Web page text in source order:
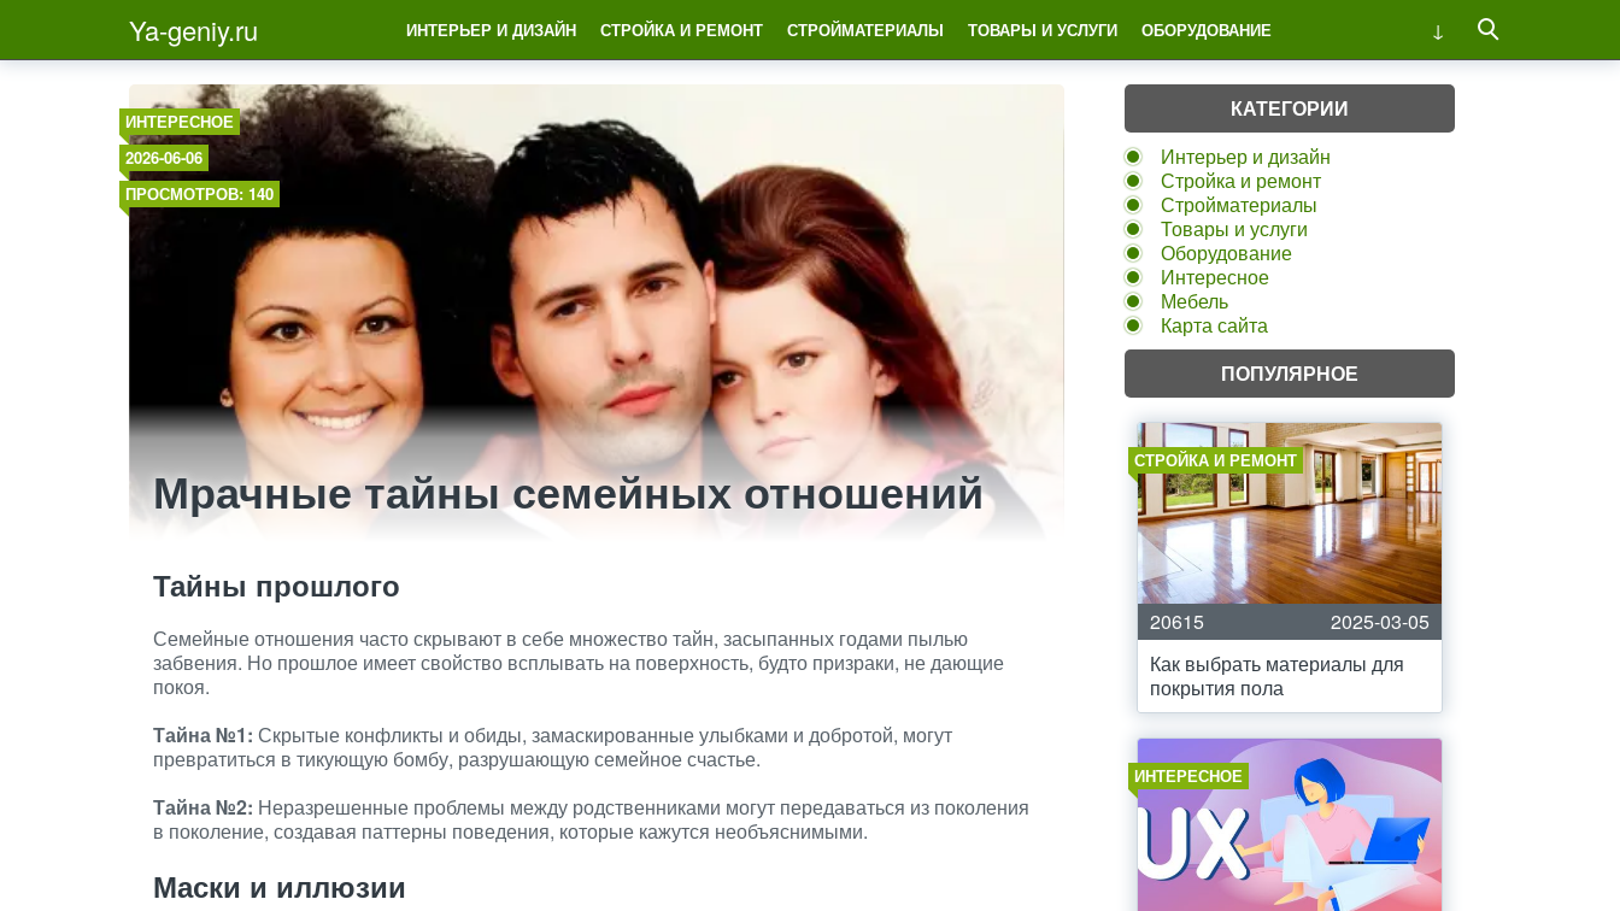
Ya-geniy.ru ИНТЕРЬЕР И ДИЗАЙН СТРОЙКА И РЕМОНТ СТРОЙМАТЕРИАЛЫ ТОВАРЫ И УСЛУГИ ОБОРУДОВАНИЕ
ИНТЕРЕСНОЕ
2026-06-06
ПРОСМОТРОВ: 140
Мрачные тайны семейных отношений
Тайны прошлого
Семейные отношения часто скрывают в себе множество тайн, засыпанных годами пылью
забвения. Но прошлое имеет свойство всплывать на поверхность, будто призраки, не дающие
покоя.
Тайна №1: Скрытые конфликты и обиды, замаскированные улыбками и добротой, могут
превратиться в тикующую бомбу, разрушающую семейное счастье.
Тайна №2: Неразрешенные проблемы между родственниками могут передаваться из поколения
в поколение, создавая паттерны поведения, которые кажутся необъяснимыми.
Маски и иллюзии
КАТЕГОРИИ
Интерьер и дизайн
Стройка и ремонт
Стройматериалы
Товары и услуги
Оборудование
Интересное
Мебель
Карта сайта
ПОПУЛЯРНОЕ
СТРОЙКА И РЕМОНТ
20615
2025-03-05
Как выбрать материалы для
покрытия пола
ИНТЕРЕСНОЕ